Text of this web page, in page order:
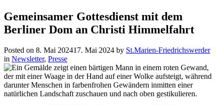
Gemeinsamer Gottesdienst mit dem
Berliner Dom an Christi Himmelfahrt
Posted on 8. Mai 202417. Mai 2024 by St.Marien-Friedrichswerder
in Newsletter, Presse